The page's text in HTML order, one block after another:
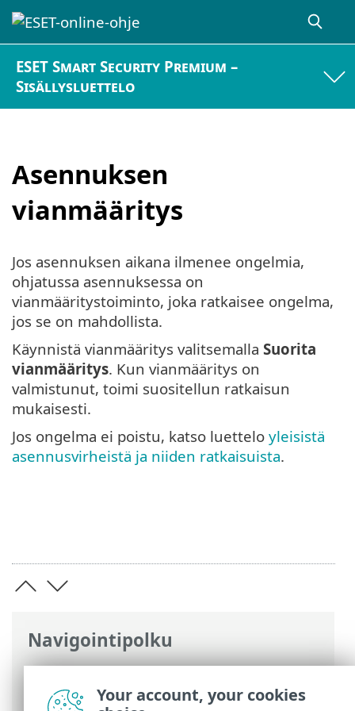
ESET Smart Security Premium –
Sisällysluettelo
Asennuksen
vianmääritys
Navigointipolku
ESET-online-ohje>ESET Smart Security
Premium
>Asennus> Asennuksen
Jos asennuksen aikana ilmenee ongelmia,
ohjatussa asennuksessa on
vianmääritystoiminto, joka ratkaisee ongelma,
jos se on mahdollista.
Käynnistä vianmääritys valitsemalla Suorita
vianmääritys. Kun vianmääritys on
valmistunut, toimi suositellun ratkaisun
mukaisesti.
Jos ongelma ei poistu, katso luettelo yleisistä
asennusvirheistä ja niiden ratkaisuista.
Your account, your cookies